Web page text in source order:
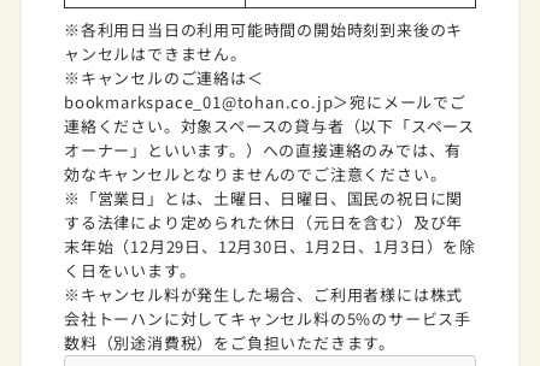
※各利用日当日の利用可能時間の開始時刻到来後のキ
ャンセルはできません。
※キャンセルのご連絡は＜
bookmarkspace_01@tohan.co.jp＞宛にメールでご
連絡ください。対象スペースの貸与者（以下「スペース
オーナー」といいます。）への直接連絡のみでは、有
効なキャンセルとなりませんのでご注意ください。
※「営業日」とは、土曜日、日曜日、国民の祝日に関
する法律により定められた休日（元日を含む）及び年
末年始（12月29日、12月30日、1月2日、1月3日）を除
く日をいいます。
※キャンセル料が発生した場合、ご利用者様には株式
会社トーハンに対してキャンセル料の5%のサービス手
数料（別途消費税）をご負担いただきます。